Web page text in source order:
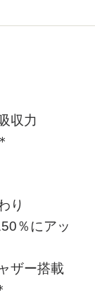
収力
り
％にアッ
ザー搭載